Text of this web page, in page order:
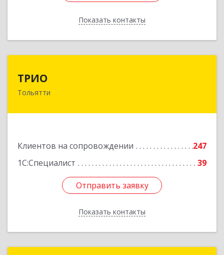
Показать контакты
Назад
ТРИО
Тольятти
Клиентов на сопровождении
247
1С:Специалист
39
Отправить заявку
Показать контакты
Отправить заявку
Назад